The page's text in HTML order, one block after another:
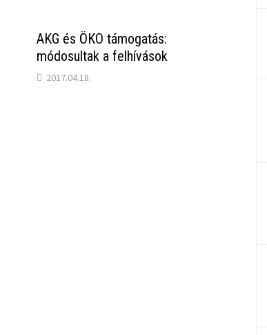
AKG és ÖKO támogatás:
módosultak a felhívások
2017.04.18.